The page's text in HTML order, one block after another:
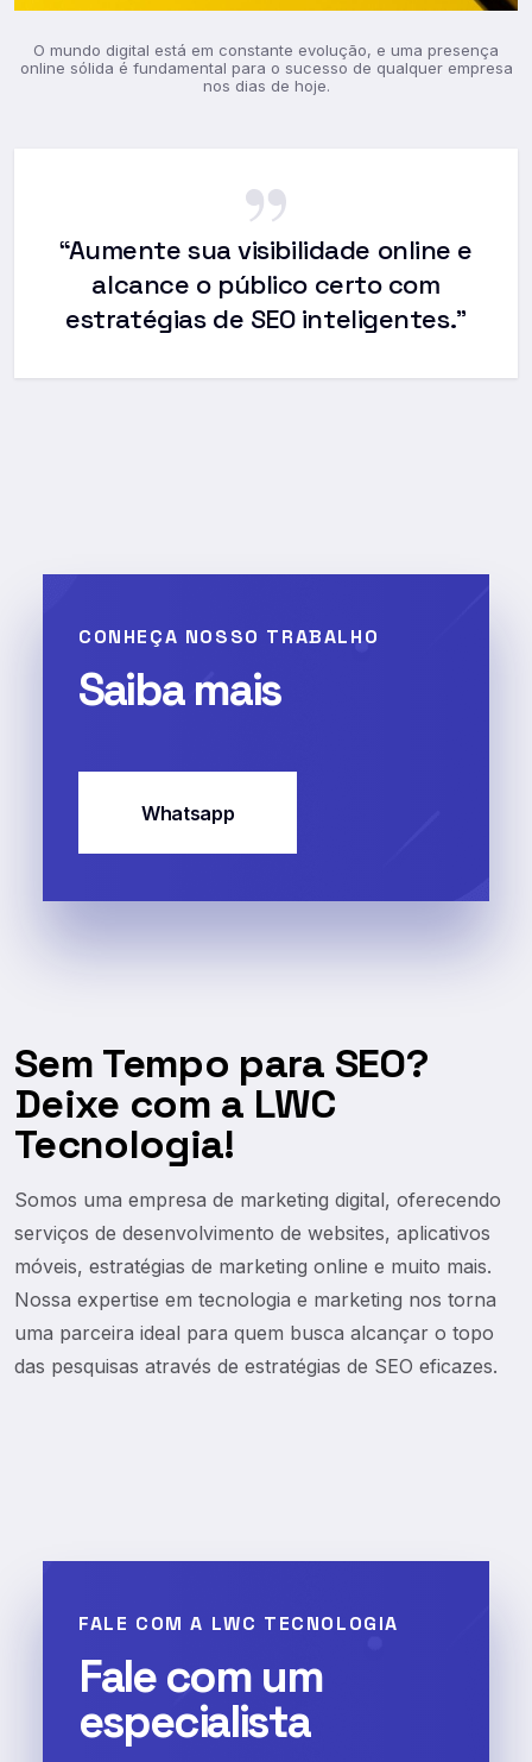
O mundo digital está em constante evolução, e uma presença
online sólida é fundamental para o sucesso de qualquer empresa
nos dias de hoje.
“Aumente sua visibilidade online e
alcance o público certo com
estratégias de SEO inteligentes.”
CONHEÇA NOSSO TRABALHO
Saiba mais
Whatsapp
Sem Tempo para SEO?
Deixe com a LWC
Tecnologia!
Somos uma empresa de marketing digital, oferecendo
serviços de desenvolvimento de websites, aplicativos
móveis, estratégias de marketing online e muito mais.
Nossa expertise em tecnologia e marketing nos torna
uma parceira ideal para quem busca alcançar o topo
das pesquisas através de estratégias de SEO eficazes.
FALE COM A LWC TECNOLOGIA
Fale com um
especialista